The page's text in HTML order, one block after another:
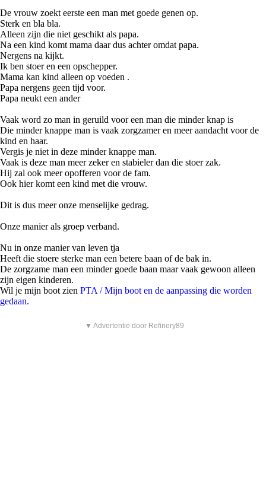
De vrouw zoekt eerste een man met goede genen op.
Sterk en bla bla.
Alleen zijn die niet geschikt als papa.
Na een kind komt mama daar dus achter omdat papa.
Nergens na kijkt.
Ik ben stoer en een opschepper.
Mama kan kind alleen op voeden .
Papa nergens geen tijd voor.
Papa neukt een ander
Vaak word zo man in geruild voor een man die minder knap is
Die minder knappe man is vaak zorgzamer en meer aandacht voor de
kind en haar.
Vergis je niet in deze minder knappe man.
Vaak is deze man meer zeker en stabieler dan die stoer zak.
Hij zal ook meer opofferen voor de fam.
Ook hier komt een kind met die vrouw.
Dit is dus meer onze menselijke gedrag.
Onze manier als groep verband.
Nu in onze manier van leven tja
Heeft die stoere sterke man een betere baan of de bak in.
De zorgzame man een minder goede baan maar vaak gewoon alleen
zijn eigen kinderen.
Wil je mijn boot zien PTA / Mijn boot en de aanpassing die worden
gedaan.
▼ Advertentie door Refinery89